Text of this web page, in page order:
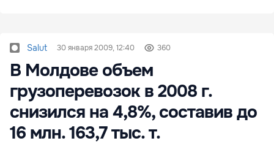
Salut 30 января 2009, 12:40 360
В Молдове объем
грузоперевозок в 2008 г.
снизился на 4,8%, составив до
16 млн. 163,7 тыс. т.